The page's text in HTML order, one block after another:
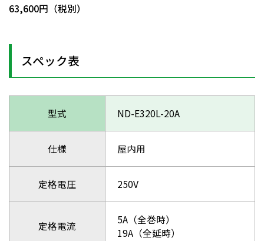
63,600円（税別）
スペック表
型式 ND-E320L-20A
仕様 屋内用
定格電圧 250V
定格電流
5A（全巻時）
19A（全延時）